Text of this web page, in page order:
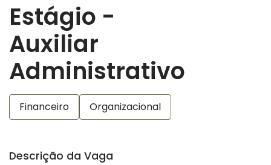
Estágio -
Auxiliar
Administrativo
Financeiro Organizacional
Descrição da Vaga